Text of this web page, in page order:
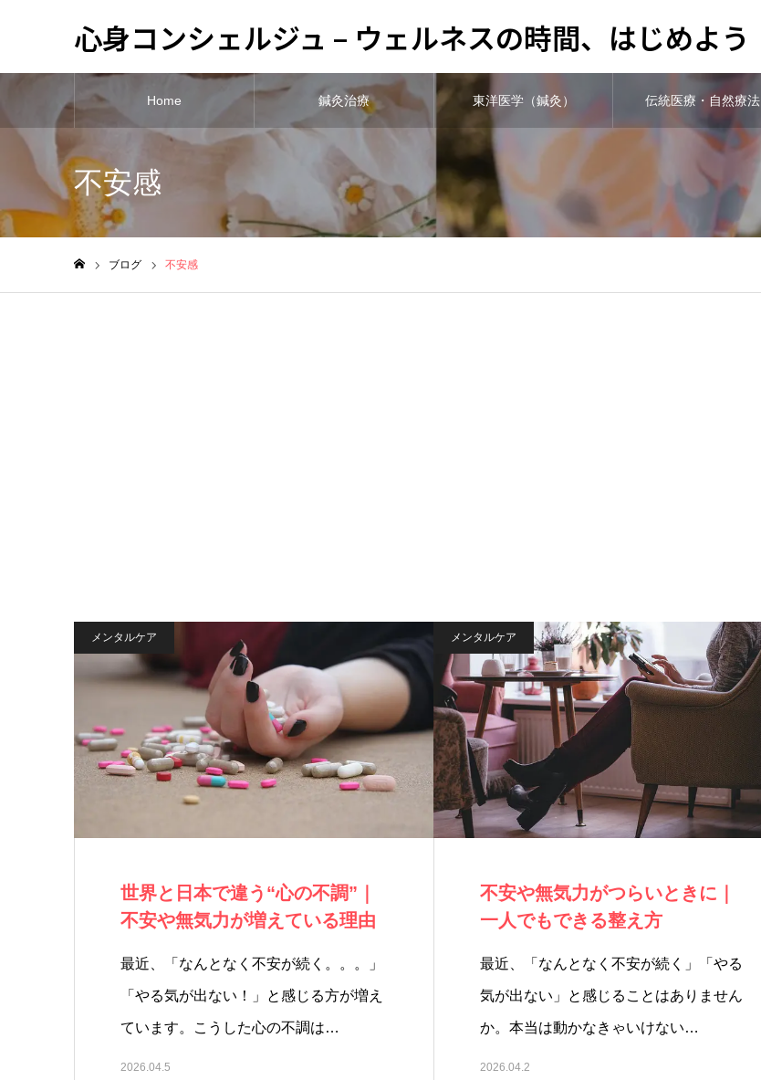
心身コンシェルジュ – ウェルネスの時間、はじめよう
Home 鍼灸治療 東洋医学（鍼灸） 伝統医療・自然療法
不安感
ブログ 不安感
メンタルケア
世界と日本で違う“心の不調”｜
不安や無気力が増えている理由
最近、「なんとなく不安が続く。。。」
「やる気が出ない！」と感じる方が増え
ています。こうした心の不調は…
2026.04.5
メンタルケア
不安や無気力がつらいときに｜
一人でもできる整え方
最近、「なんとなく不安が続く」「やる
気が出ない」と感じることはありません
か。本当は動かなきゃいけない…
2026.04.2